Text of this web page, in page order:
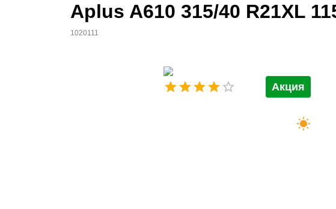
Aplus A610 315/40 R21XL
1020111
Акция